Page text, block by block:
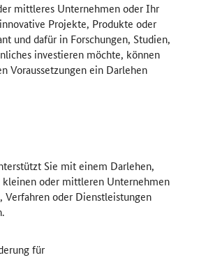
mittleres Unternehmen oder Ihr
Projekte, Produkte oder
und dafür in Forschungen, Studien,
investieren möchte, können
Voraussetzungen ein Darlehen
Sie mit einem Darlehen,
oder mittleren Unternehmen
Verfahren oder Dienstleistungen
für